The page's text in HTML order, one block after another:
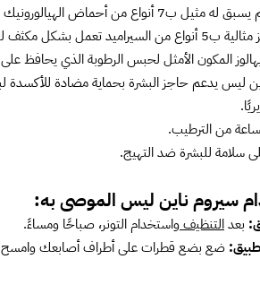
تتغلغل في أعماق بشرتكِ، وتحبس الرطوبة فيها لتمنحكِ إشراقة ندية وممتلئة.
في حماية بشرتكِ وتقويتها ضد عوامل التوتر اليومية.
المكون الأمثل لحبس الرطوبة الذي يحافظ
ليس يدعم حاجز البشرة بحماية مضادة
سلامة للبشرة ضد التهيج.
سيروم ناين ليس الموصى به:
بعدالتنظيفواستخدام التونر، صباحًا ومساءً.
ضع بضع قطرات على أطراف أصابعك وامسح